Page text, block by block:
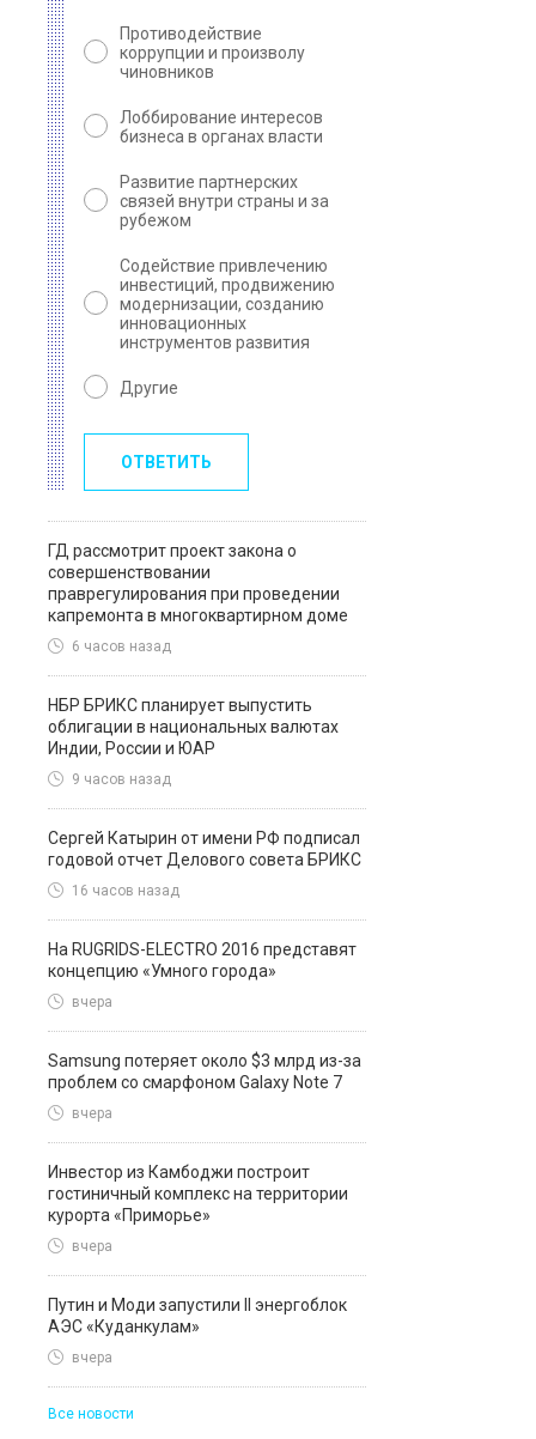
Противодействие
коррупции и произволу
чиновников
Лоббирование интересов
бизнеса в органах власти
Развитие партнерских
связей внутри страны и за
рубежом
Содействие привлечению
инвестиций, продвижению
модернизации, созданию
инновационных
инструментов развития
Другие
ОТВЕТИТЬ
ГД рассмотрит проект закона о
совершенствовании
праврегулирования при проведении
капремонта в многоквартирном доме
6 часов назад
НБР БРИКС планирует выпустить
облигации в национальных валютах
Индии, России и ЮАР
9 часов назад
Сергей Катырин от имени РФ подписал
годовой отчет Делового совета БРИКС
16 часов назад
На RUGRIDS-ELECTRO 2016 представят
концепцию «Умного города»
вчера
Samsung потеряет около $3 млрд из-за
проблем со смарфоном Galaxy Note 7
вчера
Инвестор из Камбоджи построит
гостиничный комплекс на территории
курорта «Приморье»
вчера
Путин и Моди запустили II энергоблок
АЭС «Куданкулам»
вчера
Все новости